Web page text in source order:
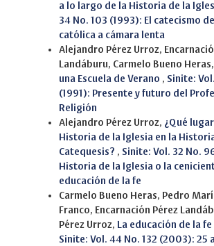
a lo largo de la Historia de la
34 No. 103 (1993): El catecismo
católica a cámara lenta
Alejandro Pérez Urroz,
Landáburu, Carmelo Bueno Heras,
una Escuela de Verano , Sinite:
(1991): Presente y futuro del
Religión
Alejandro Pérez Urroz, ¿Qué
Historia de la Iglesia en la
Catequesis? , Sinite: Vol. 32 No.
Historia de la Iglesia o la
educación de la fe
Carmelo Bueno Heras, Pedro
Franco, Encarnación Pérez
Pérez Urroz, La educación de la
Sinite: Vol. 44 No. 132 (2003): 25